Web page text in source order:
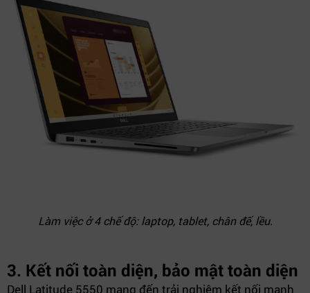
Làm việc ở 4 chế độ: laptop, tablet, chân đế, lều.
3. Kết nối toàn diện, bảo mật toàn diện
Dell Latitude 5550 mang đến trải nghiệm kết nối mạnh